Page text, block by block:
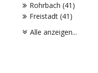
Rohrbach (41)
Freistadt (41)
Alle anzeigen...